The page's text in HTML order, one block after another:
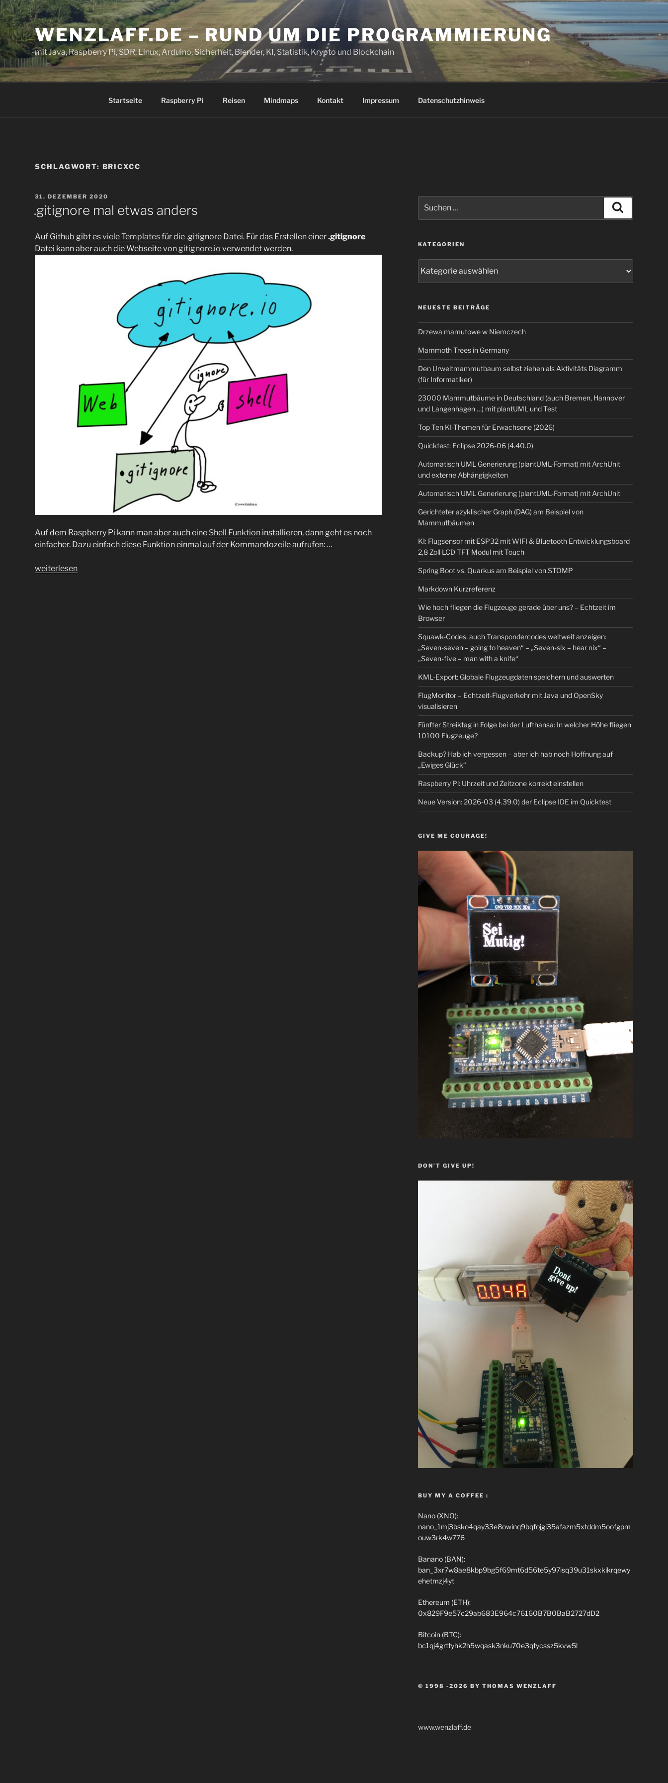
Zum
Inhalt
springen WENZLAFF.DE – RUND UM DIE PROGRAMMIERUNG
mit Java, Raspberry Pi, SDR, Linux, Arduino, Sicherheit, Blender, KI, Statistik, Krypto und Blockchain
Startseite Raspberry Pi Reisen Mindmaps Kontakt Impressum Datenschutzhinweis
SCHLAGWORT: BRICXCC
VERÖFFENTLICHT
AM
31. DEZEMBER 2020
.gitignore mal etwas anders
Auf Github gibt esviele Templatesfür die .gitignore Datei. Für das Erstellen einer.gitignore
Datei kann aber auch die Webseite von gitignore.io verwendet werden.
Auf dem Raspberry Pi kann man aber auch eine Shell Funktion installieren, dann geht es noch
einfacher. Dazu einfach diese Funktion einmal auf der Kommandozeile aufrufen: …
„.gitignore
weiterlesen
nach:
KATEGORIEN
NEUESTE BEITRÄGE
Drzewa mamutowe w Niemczech
Mammoth Trees in Germany
Den Urweltmammutbaum selbst ziehen als Aktivitäts Diagramm
(für Informatiker)
23000 Mammutbäume in Deutschland (auch Bremen, Hannover
und Langenhagen …) mit plantUML und Test
Top Ten KI-Themen für Erwachsene (2026)
Quicktest: Eclipse 2026-06 (4.40.0)
Automatisch UML Generierung (plantUML-Format) mit ArchUnit
und externe Abhängigkeiten
Automatisch UML Generierung (plantUML-Format) mit ArchUnit
Gerichteter azyklischer Graph (DAG) am Beispiel von
Mammutbäumen
KI: Flugsensor mit ESP32 mit WIFI & Bluetooth Entwicklungsboard
2,8 Zoll LCD TFT Modul mit Touch
Spring Boot vs. Quarkus am Beispiel von STOMP
Markdown Kurzreferenz
Wie hoch fliegen die Flugzeuge gerade über uns? – Echtzeit im
Browser
Squawk-Codes, auch Transpondercodes weltweit anzeigen:
„Seven-seven – going to heaven“ – „Seven-six – hear nix“ –
„Seven-five – man with a knife“
KML-Export: Globale Flugzeugdaten speichern und auswerten
FlugMonitor – Echtzeit-Flugverkehr mit Java und OpenSky
visualisieren
Fünfter Streiktag in Folge bei der Lufthansa: In welcher Höhe fliegen
10100 Flugzeuge?
Backup? Hab ich vergessen – aber ich hab noch Hoffnung auf
„Ewiges Glück“
Raspberry Pi: Uhrzeit und Zeitzone korrekt einstellen
Neue Version: 2026-03 (4.39.0) der Eclipse IDE im Quicktest
GIVE ME COURAGE!
DON’T GIVE UP!
BUY MY A COFFEE :
Nano (XNO):
nano_1mj3bsko4qay33e8owinq9bqfojgi35afazm5xtddm5oofgpm
ouw3rk4w776
Banano (BAN):
ban_3xr7w8ae8kbp9bg5f69mt6d56te5y97isq39u31skxkikrqewy
ehetmzj4yt
Ethereum (ETH):
0x829F9e57c29ab683E964c76160B7B0BaB2727dD2
Bitcoin (BTC):
bc1qj4grttyhk2h5wqask3nku70e3qtycssz5kvw5l
© 1998 -2026 BY THOMAS WENZLAFF
www.wenzlaff.de